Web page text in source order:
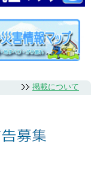
掲載について